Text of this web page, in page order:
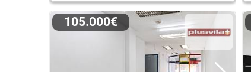
105.000€